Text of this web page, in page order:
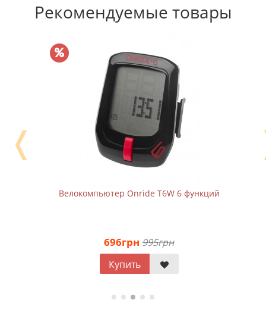
Рекомендуемые товары
Велокомпьютер Onride T6W 6 функций
696грн995грн
Купить
❬